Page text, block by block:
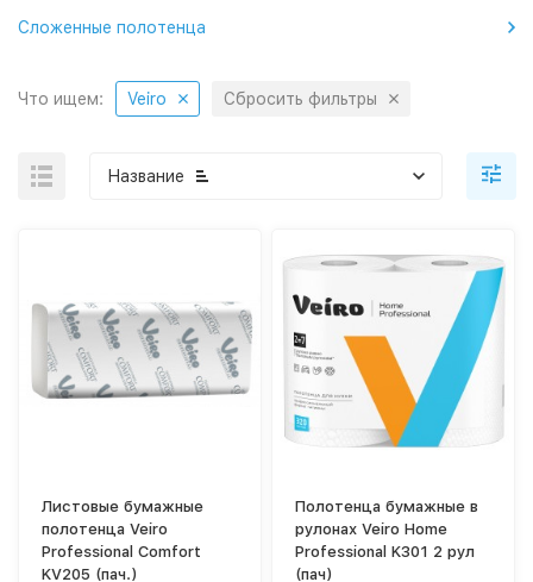
Сложенные полотенца
Что ищем: Veiro Сбросить фильтры
Название
Листовые бумажные
полотенца Veiro
Professional Comfort
KV205 (пач.)
Полотенца бумажные в
рулонах Veiro Home
Professional K301 2 рул
(пач)